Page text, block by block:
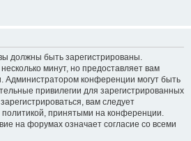
должны быть зарегистрированы.
минут, но предоставляет вам
Администратором конференции могут быть
привилегии для зарегистрированных
вам следует
принятыми на конференции.
на форумах означает согласие со всеми